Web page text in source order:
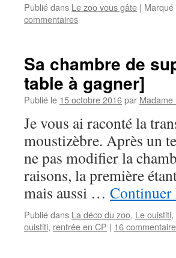
Publié dans Le zoo vous gâte |
commentaires
Sa chambre de
table à gagner]
Publié le 15 octobre 2016par Madame
Je vous ai raconté la
moustizèbre. Après un
ne pas modifier la
raisons, la première
mais aussi … Continuer
Publié dans La déco du zoo, Le ouistiti,
ouistiti, rentrée en CP | 16